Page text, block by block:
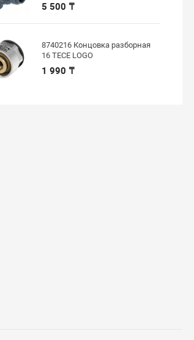
5 500 ₸
8740216 Концовка разборная
16 ТЕСЕ LOGO
1 990 ₸